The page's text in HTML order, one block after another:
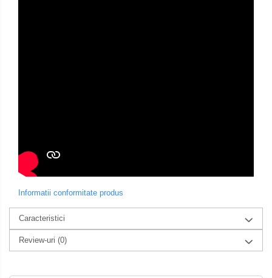
Informatii conformitate produs
Caracteristici
Review-uri (0)